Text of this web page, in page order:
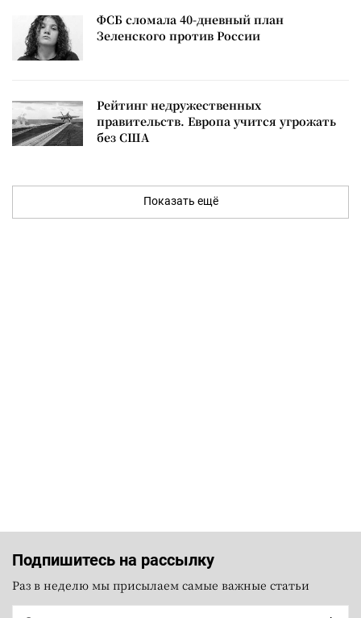
ФСБ сломала 40-дневный план
Зеленского против России
Рейтинг недружественных
правительств. Европа учится угрожать
без США
Показать ещё
Подпишитесь на рассылку
Раз в неделю мы присылаем самые важные статьи